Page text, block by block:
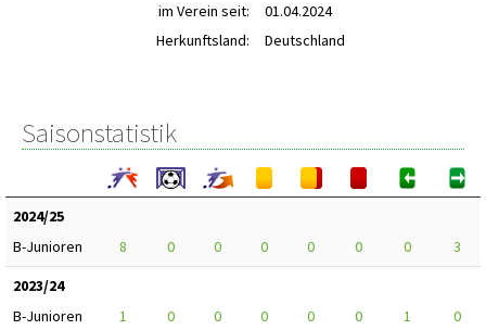
im Verein seit:
01.04.2024
Herkunftsland:
Deutschland
Saisonstatistik
2024/25
B-Junioren
8 0 0 0 0 0 0
3
2023/24
B-Junioren
1 0 0 0 0 0 1
0